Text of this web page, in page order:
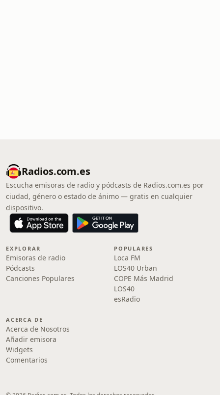
Radios.com.es
Escucha emisoras de radio y pódcasts de Radios.com.es por
ciudad, género o estado de ánimo — gratis en cualquier
dispositivo.
EXPLORAR
Emisoras de radio
Pódcasts
Canciones Populares
POPULARES
Loca FM
LOS40 Urban
COPE Más Madrid
LOS40
esRadio
ACERCA DE
Acerca de Nosotros
Añadir emisora
Widgets
Comentarios